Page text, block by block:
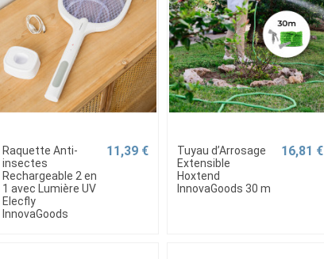
Raquette Anti-
insectes
Rechargeable 2 en
1 avec Lumière UV
Elecfly
InnovaGoods
11,39 €
Tuyau d’Arrosage
Extensible
Hoxtend
InnovaGoods 30 m
16,81 €